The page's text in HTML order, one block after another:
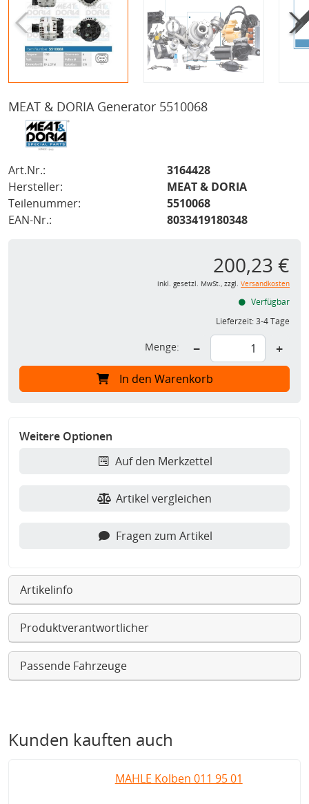
MEAT & DORIA Generator 5510068
Art.Nr.:
3164428
Hersteller:
MEAT & DORIA
Teilenummer:
5510068
EAN-Nr.:
8033419180348
200,23 €
inkl. gesetzl. MwSt., zzgl. Versandkosten
Verfügbar
Lieferzeit:3-4 Tage
Menge: − +
In den Warenkorb
Weitere Optionen
Auf den Merkzettel
Artikel vergleichen
Fragen zum Artikel
Artikelinfo
Produktverantwortlicher
Passende Fahrzeuge
Kunden kauften auch
MAHLE Kolben 011 95 01